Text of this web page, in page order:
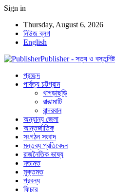
Sign in
Thursday, August 6, 2026
নিউজ ব্লগ
English
Publisher - সত্য ও বস্তুনিষ্ট
প্রচ্ছদ
পার্বত্য চট্টগ্রাম
খাগড়াছড়ি
রাঙামাটি
বান্দরবান
অন্যান্য জেলা
আন্তর্জাতিক
সংগঠন সংবাদ
মন্তব্য প্রতিবেদন
রাজনৈতিক ভাষ্য
মতামত
মুক্তমত
প্রবন্ধ
ফিচার